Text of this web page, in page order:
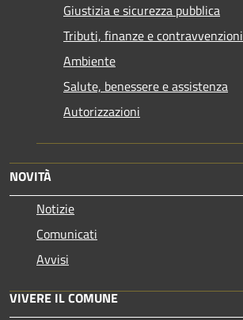
Giustizia e sicurezza pubblica
Tributi, finanze e contravvenzioni
Ambiente
Salute, benessere e assistenza
Autorizzazioni
NOVITÀ
Notizie
Comunicati
Avvisi
VIVERE IL COMUNE